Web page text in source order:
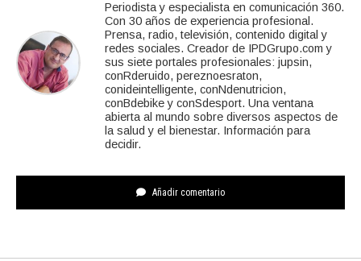
Periodista y especialista en comunicación 360.
Con 30 años de experiencia profesional.
Prensa, radio, televisión, contenido digital y
redes sociales. Creador de IPDGrupo.com y
sus siete portales profesionales: jupsin,
conRderuido, pereznoesraton,
conideintelligente, conNdenutricion,
conBdebike y conSdesport. Una ventana
abierta al mundo sobre diversos aspectos de
la salud y el bienestar. Información para
decidir.
Añadir comentario